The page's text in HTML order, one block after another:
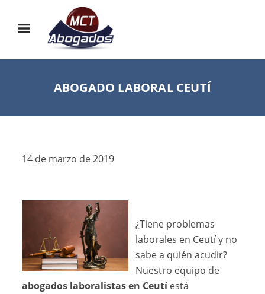
ABOGADO LABORAL CEUTÍ
14 de marzo de 2019
¿Tiene problemas
laborales en Ceutí y no
sabe a quién acudir?
Nuestro equipo de
abogados laboralistas en Ceutíestá